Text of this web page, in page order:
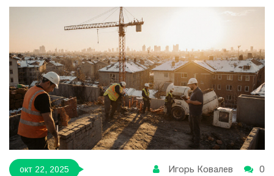
окт 22, 2025 Игорь Ковалев 0